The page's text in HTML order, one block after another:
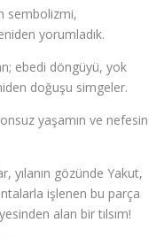
sembolizmi,
yorumladık.
ebedi döngüyü, yok
doğuşu simgeler.
yaşamın ve nefesin
yılanın gözünde Yakut,
işlenen bu parça
alan bir tılsım!